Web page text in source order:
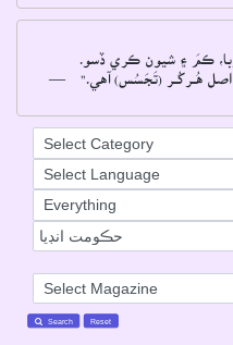
ڪمَ ۽ شيون ڪري ڏسو۔
هُــرکُــر (تَجَسُس) آهي۔"
Search Reset